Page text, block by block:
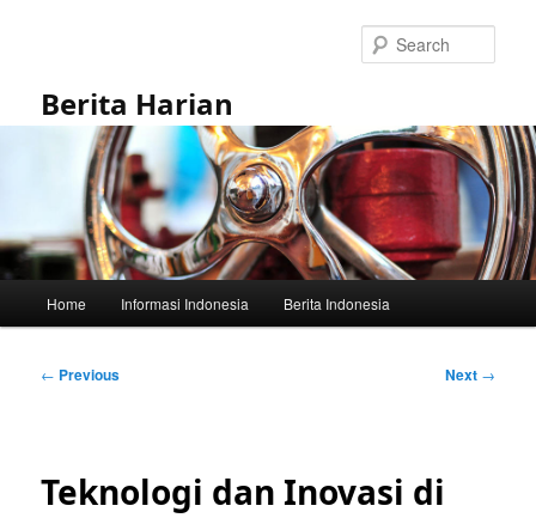
Berita Harian
Home Informasi Indonesia Berita Indonesia
Post
← Previous Next →
Teknologi dan Inovasi di